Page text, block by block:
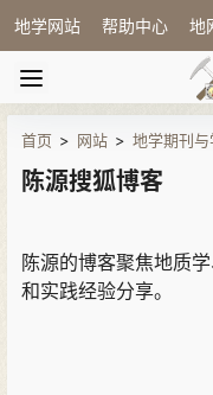
地学网站 帮助中心 地
首页 > 网站 > 地学期刊与
陈源搜狐博客
陈源的博客聚焦地质
和实践经验分享。